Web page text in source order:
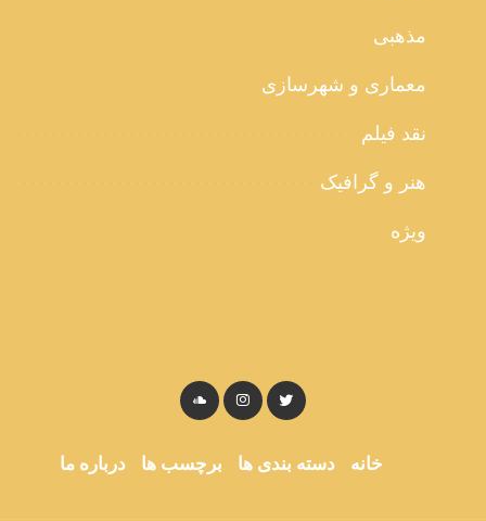
مذهبی
معماری و شهرسازی
نقد فیلم
هنر و گرافیک
ویژه
خانه دسته بندی ها برچسب ها درباره ما